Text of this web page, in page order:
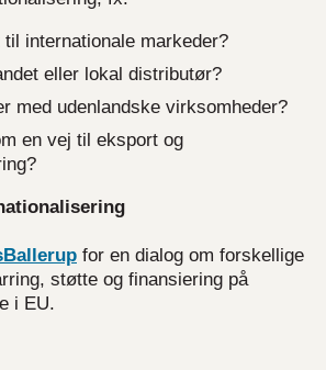
internationale markeder?
eller lokal distributør?
med udenlandske virksomheder?
en vej til eksport og
for en dialog om forskellige
støtte og finansiering på
i EU.